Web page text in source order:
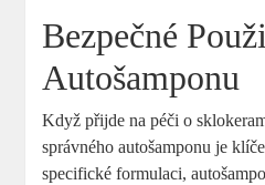
Bezpečné
Autošamponu
Když přijde na péči o
správného autošamponu je
specifické formulaci,